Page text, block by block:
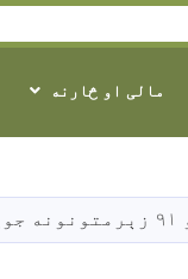
مالی او څارنه